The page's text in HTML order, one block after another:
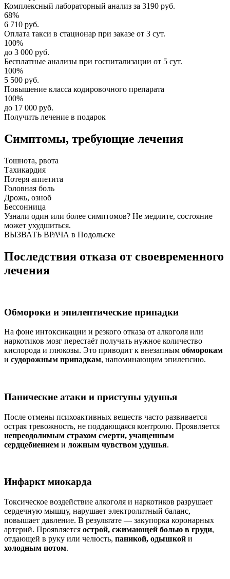
Комплексный лабораторный анализ за 3190 руб.
68%
6 710 руб.
Оплата такси в стационар при заказе от 3 сут.
100%
до 3 000 руб.
Бесплатные анализы при госпитализации от 5 сут.
100%
5 500 руб.
Повышение класса кодировочного препарата
100%
до 17 000 руб.
Получить лечение в подарок
Симптомы, требующие лечения
Тошнота, рвота
Тахикардия
Потеря аппетита
Головная боль
Дрожь, озноб
Бессонница
Узнали один или более симптомов? Не медлите, состояние
может ухудшиться.
ВЫЗВАТЬ ВРАЧА в Подольске
Последствия отказа от своевременного
лечения
Обмороки и эпилептические припадки
На фоне интоксикации и резкого отказа от алкоголя или
наркотиков мозг перестаёт получать нужное количество
кислорода и глюкозы. Это приводит к внезапным обморокам
и судорожным припадкам, напоминающим эпилепсию.
Панические атаки и приступы удушья
После отмены психоактивных веществ часто развивается
острая тревожность, не поддающаяся контролю. Проявляется
непреодолимым страхом смерти, учащенным
сердцебиением и ложным чувством удушья.
Инфаркт миокарда
Токсическое воздействие алкоголя и наркотиков разрушает
сердечную мышцу, нарушает электролитный баланс,
повышает давление. В результате — закупорка коронарных
артерий. Проявляется острой, сжимающей болью в груди,
отдающей в руку или челюсть, паникой, одышкой и
холодным потом.